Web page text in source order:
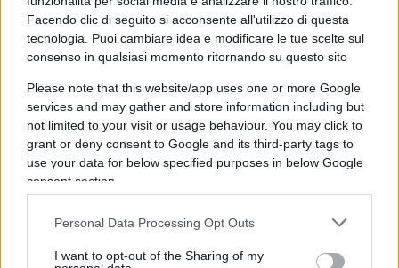
Facendo clic di seguito si acconsente all'utilizzo di questa
tecnologia. Puoi cambiare idea e modificare le tue scelte sul
consenso in qualsiasi momento ritornando su questo sito
Please note that this website/app uses one or more Google
services and may gather and store information including but
not limited to your visit or usage behaviour. You may click to
grant or deny consent to Google and its third-party tags to
use your data for below specified purposes in below Google
consent section.
Personal Data Processing Opt Outs
I want to opt-out of the Sharing of my
abbonamento scontato può rivenderlo a prezzo
pieno proprio sulle partite più richieste, il
uno strumento di arbitraggio nelle mani di pochi e
la società perde ricavi che altrimenti incasserebbe
direttamente attraverso la vendita ufficiale dei
biglietti. Da questo punto di vista, il tentativo di
tutelarsi può essere comprensibile.
Il chiarimento di Suwarso attenua la misura, ma